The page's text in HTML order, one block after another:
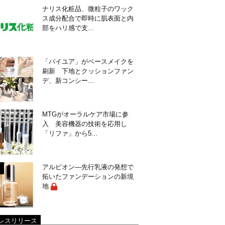
ナリス化粧品、微粒子のワック
ス成分配合で即時に肌表面と内
部をハリ感で支...
「バイユア」がベースメイクを
刷新 下地とクッションファン
デ、新コンシー...
MTGがオーラルケア市場に参
入 美容機器の技術を応用し
「リファ」から5...
アルビオン―先行乳液の発想で
拓いたファンデーションの新境
地
スリリース